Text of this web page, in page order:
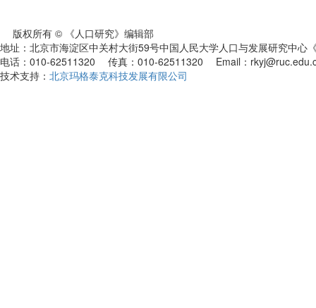
版权所有 © 《人口研究》编辑部
地址：北京市海淀区中关村大街59号中国人民大学人口与发展研究中
电话：010-62511320 传真：010-62511320 Email：
技术支持： 北京玛格泰克科技发展有限公司